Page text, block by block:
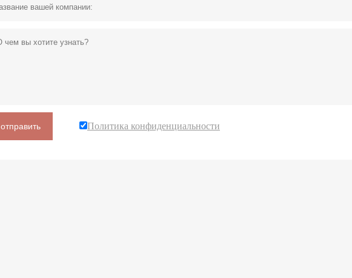
отправить Политика конфиденциальности